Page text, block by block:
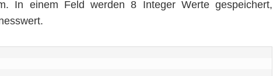
In einem Feld werden 8 Integer Werte gespeichert,